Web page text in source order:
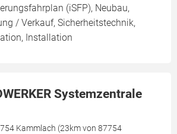
(iSFP), Neubau,
/ Verkauf, Sicherheitstechnik,
Installation
Systemzentrale
Kammlach (23km von 87754